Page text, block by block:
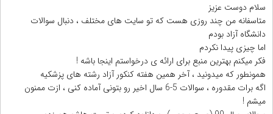
سلام دوست عزیز
متاسفانه من چند روزی هست که تو سایت های مختلف ، دنبال سوالات
دانشگاه آزاد بودم
اما چیزی پیدا نکردم
فکر میکنم بهترین منبع برای ارائه ی درخواستم اینجا باشه !
همونطور که میدونید ، آخر همین هفته کنکور آزاد رشته های پزشکیه
اگه برات مقدوره ، سوالات 5-6 سال اخیر رو بتونی آماده کنی ، ازت ممنون
میشم !